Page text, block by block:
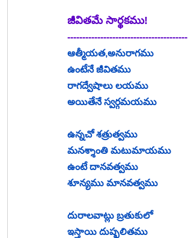
జీవితమే సార్థకము!
----------------------------------------
ఆత్మీయత,అనురాగము
ఉంటేనే జీవితము
రాగద్వేషాలు లయము
అయితేనే స్వర్గమయము
ఉన్నచో శత్రుత్వము
మనశ్శాంతి మటుమాయము
ఉంటే దానవత్వము
శూన్యము మానవత్వము
దురాలవాట్లు బ్రతుకులో
ఇస్తాయి దుష్ఫలితము